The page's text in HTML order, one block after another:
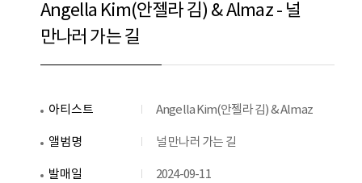
Angella Kim(안젤라 김) & Almaz - 널
만나러 가는 길
아티스트 Angella Kim(안젤라 김) & Almaz
앨범명 널 만나러 가는 길
발매일 2024-09-11